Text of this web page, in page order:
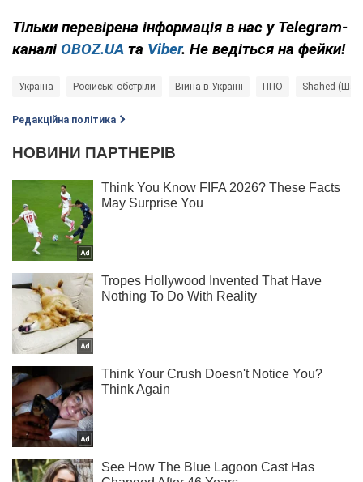
Тільки перевірена інформація в нас у Telegram-
каналі OBOZ.UA та Viber. Не ведіться на фейки!
Україна Російські обстріли Війна в Україні ППО Shahed
Редакційна політика